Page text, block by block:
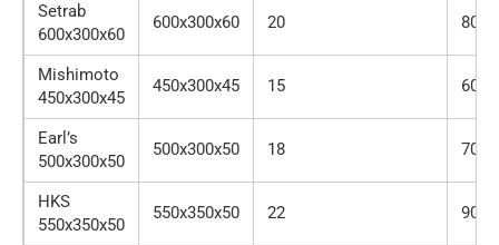
Setrab
600x300x60
600x300x60 20 800$
Mishimoto
450x300x45
450x300x45 15 600$
Earl’s
500x300x50
500x300x50 18 700$
HKS
550x350x50
550x350x50 22 900$